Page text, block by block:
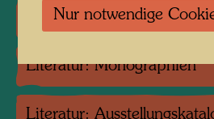
Einzelausstellungen
Literatur: Monographien
Literatur:
Nur notwendige